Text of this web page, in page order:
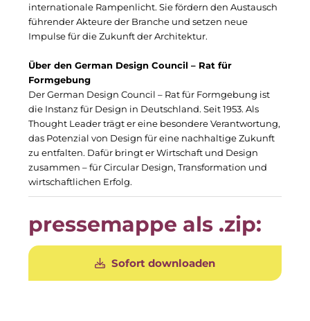
Gemeinde Taufkirchen
Gesangskollektiv Michael Ritter
H2Global
Hallberger Kultursommer
Hausbank München
HERZOG MAX
Hotel Königshof München GmbH & Co. KG
IGENUS Immobilien
Initiative Central Quartier
internationale Rampenlicht. Sie fördern den Austausch
führender Akteure der Branche und setzen neue
Impulse für die Zukunft der Architektur.
Über den German Design Council – Rat für
Formgebung
Der German Design Council – Rat für Formgebung ist
die Instanz für Design in Deutschland. Seit 1953. Als
Thought Leader trägt er eine besondere Verantwortung,
das Potenzial von Design für eine nachhaltige Zukunft
zu entfalten. Dafür bringt er Wirtschaft und Design
zusammen – für Circular Design, Transformation und
wirtschaftlichen Erfolg.
pressemappe als .zip:
Sofort downloaden